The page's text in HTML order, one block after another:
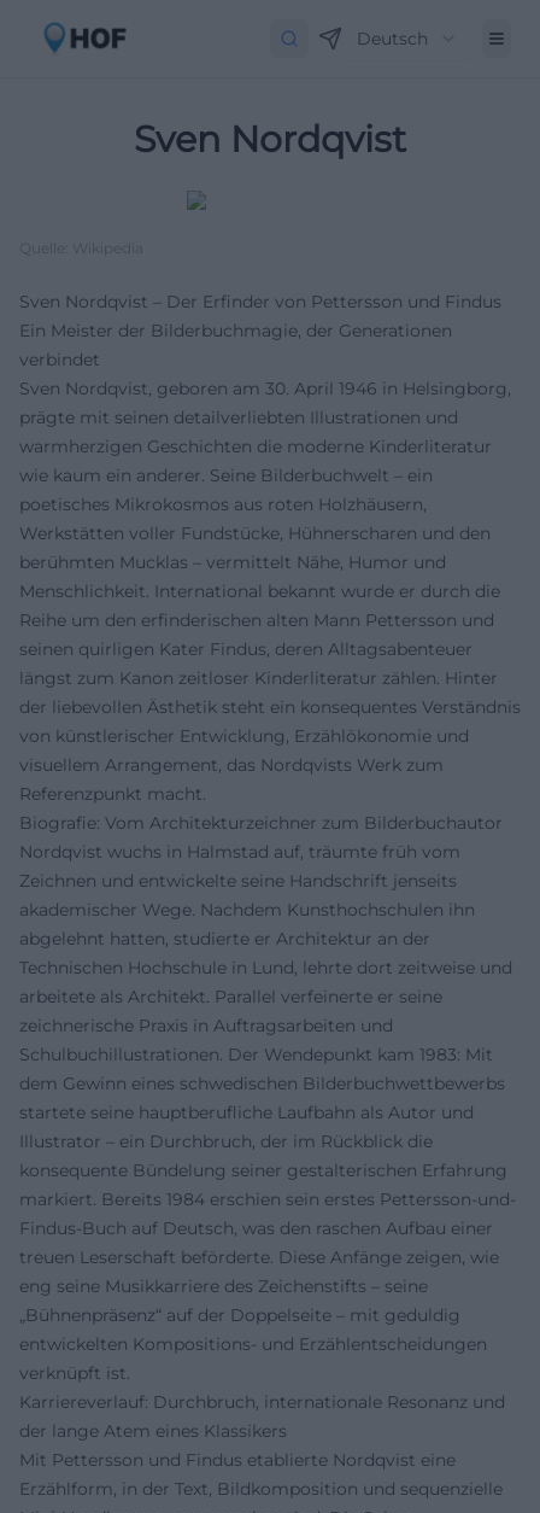
Deutsch
Sven Nordqvist
Quelle: Wikipedia
Sven Nordqvist – Der Erfinder von Pettersson und Findus
Ein Meister der Bilderbuchmagie, der Generationen
verbindet
Sven Nordqvist, geboren am 30. April 1946 in Helsingborg,
prägte mit seinen detailverliebten Illustrationen und
warmherzigen Geschichten die moderne Kinderliteratur
wie kaum ein anderer. Seine Bilderbuchwelt – ein
poetisches Mikrokosmos aus roten Holzhäusern,
Werkstätten voller Fundstücke, Hühnerscharen und den
berühmten Mucklas – vermittelt Nähe, Humor und
Menschlichkeit. International bekannt wurde er durch die
Reihe um den erfinderischen alten Mann Pettersson und
seinen quirligen Kater Findus, deren Alltagsabenteuer
längst zum Kanon zeitloser Kinderliteratur zählen. Hinter
der liebevollen Ästhetik steht ein konsequentes Verständnis
von künstlerischer Entwicklung, Erzählökonomie und
visuellem Arrangement, das Nordqvists Werk zum
Referenzpunkt macht.
Biografie: Vom Architekturzeichner zum Bilderbuchautor
Nordqvist wuchs in Halmstad auf, träumte früh vom
Zeichnen und entwickelte seine Handschrift jenseits
akademischer Wege. Nachdem Kunsthochschulen ihn
abgelehnt hatten, studierte er Architektur an der
Technischen Hochschule in Lund, lehrte dort zeitweise und
arbeitete als Architekt. Parallel verfeinerte er seine
zeichnerische Praxis in Auftragsarbeiten und
Schulbuchillustrationen. Der Wendepunkt kam 1983: Mit
dem Gewinn eines schwedischen Bilderbuchwettbewerbs
startete seine hauptberufliche Laufbahn als Autor und
Illustrator – ein Durchbruch, der im Rückblick die
konsequente Bündelung seiner gestalterischen Erfahrung
markiert. Bereits 1984 erschien sein erstes Pettersson-und-
Findus-Buch auf Deutsch, was den raschen Aufbau einer
treuen Leserschaft beförderte. Diese Anfänge zeigen, wie
eng seine Musikkarriere des Zeichenstifts – seine
„Bühnenpräsenz“ auf der Doppelseite – mit geduldig
entwickelten Kompositions- und Erzählentscheidungen
verknüpft ist.
Karriereverlauf: Durchbruch, internationale Resonanz und
der lange Atem eines Klassikers
Mit Pettersson und Findus etablierte Nordqvist eine
Erzählform, in der Text, Bildkomposition und sequenzielle